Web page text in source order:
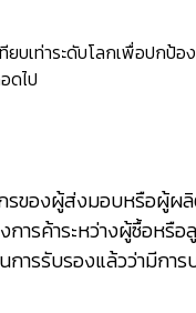
เท่าระดับโลกเพื่อปกป้อ
ดไป
รของผู้ส่งมอบหรือผู้ผ
การค้าระหว่างผู้ซื้อห
ารรับรองแล้วว่ามีกา